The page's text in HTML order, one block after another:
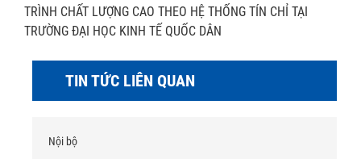
TRÌNH CHẤT LƯỢNG CAO THEO HỆ THỐNG TÍN CHỈ TẠI
TRƯỜNG ĐẠI HỌC KINH TẾ QUỐC DÂN
TIN TỨC LIÊN QUAN
Nội bộ